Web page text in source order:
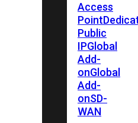
Access
Point
Public
IPGlobal
Add-
onGlobal
Add-
onSD-
WAN